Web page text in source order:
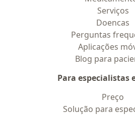
Serviços
Doencas
Perguntas
Aplicações
Blog para
Para especialistas
Preço
Solução para